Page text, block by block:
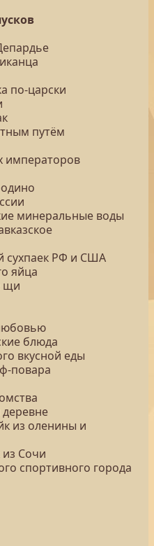
по-царски
путём
императоров
минеральные воды
сухпаек РФ и США
яйца
щи
блюда
вкусной еды
повара
деревне
из оленины и
Сочи
спортивного города